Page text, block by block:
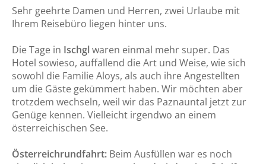
Kundenstimmen
Presseaussendungen
Reiseleiter-Rückschau
Über uns
Sehr geehrte Damen und Herren, zwei Urlaube mit
Ihrem Reisebüro liegen hinter uns.
Die Tage in Ischglwaren einmal mehr super. Das
Hotel sowieso, auffallend die Art und Weise, wie sich
sowohl die Familie Aloys, als auch ihre Angestellten
um die Gäste gekümmert haben. Wir möchten aber
trotzdem wechseln, weil wir das Paznauntal jetzt zur
Genüge kennen. Vielleicht irgendwo an einem
österreichischen See.
Österreichrundfahrt: Beim Ausfüllen war es noch